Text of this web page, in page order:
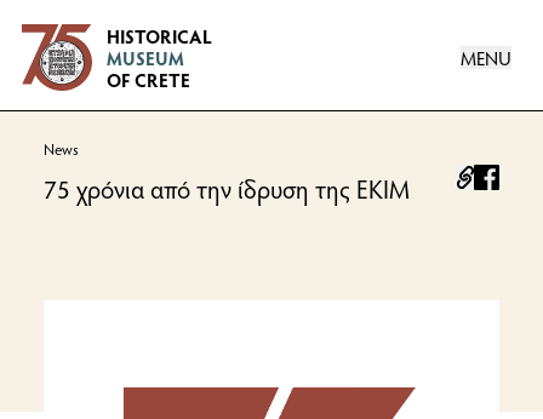
Logo
HISTORICAL
MUSEUM
OF CRETE
MENU
News
75 χρόνια από την ίδρυση της ΕΚΙΜ